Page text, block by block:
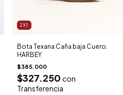
2X1
Bota Texana Caña baja Cuero.
HARBEY
$385.000
$327.250 con
Transferencia